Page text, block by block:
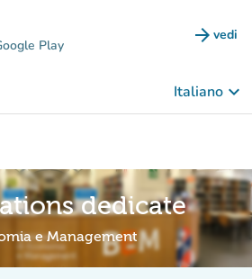
Play arrow_forward vedi
Italiano keyboard_arrow_down
dedicate
e Management